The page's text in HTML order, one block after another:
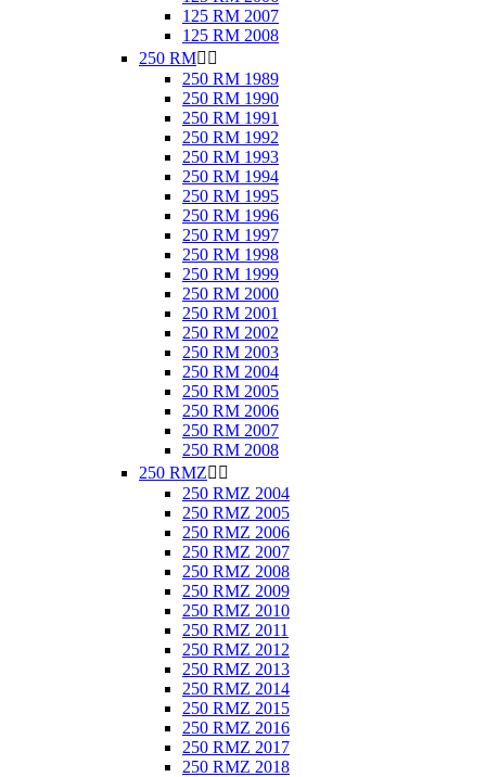
125 RM 2007
125 RM 2008
250 RM 
250 RM 1989
250 RM 1990
250 RM 1991
250 RM 1992
250 RM 1993
250 RM 1994
250 RM 1995
250 RM 1996
250 RM 1997
250 RM 1998
250 RM 1999
250 RM 2000
250 RM 2001
250 RM 2002
250 RM 2003
250 RM 2004
250 RM 2005
250 RM 2006
250 RM 2007
250 RM 2008
250 RMZ 
250 RMZ 2004
250 RMZ 2005
250 RMZ 2006
250 RMZ 2007
250 RMZ 2008
250 RMZ 2009
250 RMZ 2010
250 RMZ 2011
250 RMZ 2012
250 RMZ 2013
250 RMZ 2014
250 RMZ 2015
250 RMZ 2016
250 RMZ 2017
250 RMZ 2018